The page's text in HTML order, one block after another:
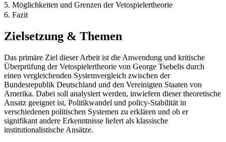
5. Möglichkeiten und Grenzen der Vetospielertheorie
6. Fazit
Zielsetzung & Themen
Das primäre Ziel dieser Arbeit ist die Anwendung und kritische
Überprüfung der Vetospielertheorie von George Tsebelis durch
einen vergleichenden Systemvergleich zwischen der
Bundesrepublik Deutschland und den Vereinigten Staaten von
Amerika. Dabei soll analysiert werden, inwiefern dieser theoretische
Ansatz geeignet ist, Politikwandel und policy-Stabilität in
verschiedenen politischen Systemen zu erklären und ob er
signifikant andere Erkenntnisse liefert als klassische
institutionalistische Ansätze.